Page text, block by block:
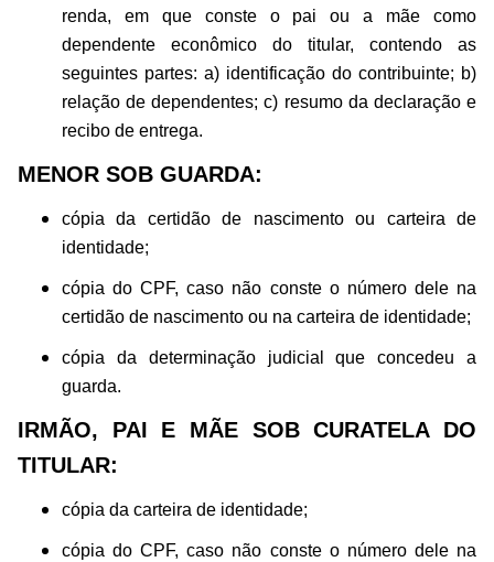
renda, em que conste o pai ou a mãe como
dependente econômico do titular, contendo as
seguintes partes: a) identificação do contribuinte; b)
relação de dependentes; c) resumo da declaração e
recibo de entrega.
MENOR SOB GUARDA:
cópia da certidão de nascimento ou carteira de
identidade;
cópia do CPF, caso não conste o número dele na
certidão de nascimento ou na carteira de identidade;
cópia da determinação judicial que concedeu a
guarda.
IRMÃO, PAI E MÃE SOB CURATELA DO
TITULAR:
cópia da carteira de identidade;
cópia do CPF, caso não conste o número dele na